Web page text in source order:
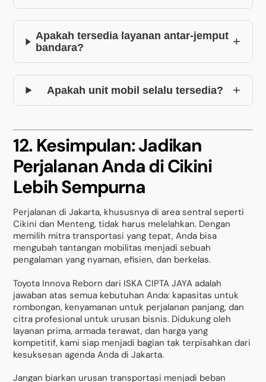
Apakah tersedia layanan antar-jemput
bandara?
+
Apakah unit mobil selalu tersedia? +
12. Kesimpulan: Jadikan
Perjalanan Anda di Cikini
Lebih Sempurna
Perjalanan di Jakarta, khususnya di area sentral seperti
Cikini dan Menteng, tidak harus melelahkan. Dengan
memilih mitra transportasi yang tepat, Anda bisa
mengubah tantangan mobilitas menjadi sebuah
pengalaman yang nyaman, efisien, dan berkelas.
Toyota Innova Reborn dari ISKA CIPTA JAYA adalah
jawaban atas semua kebutuhan Anda: kapasitas untuk
rombongan, kenyamanan untuk perjalanan panjang, dan
citra profesional untuk urusan bisnis. Didukung oleh
layanan prima, armada terawat, dan harga yang
kompetitif, kami siap menjadi bagian tak terpisahkan dari
kesuksesan agenda Anda di Jakarta.
Jangan biarkan urusan transportasi menjadi beban